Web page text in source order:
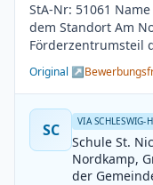
StA-Nr: 51061
dem Standort Am
Förderzentrumsteil
Grundschule Kreis
BesGr / EntGr:
2. Fach: Sport
Arbeitsumfang:
01.08.2026
Veröffentlichung:
Original ↗
SC VIA SCHLESWIG-
Schule St.
Nordkamp,
der